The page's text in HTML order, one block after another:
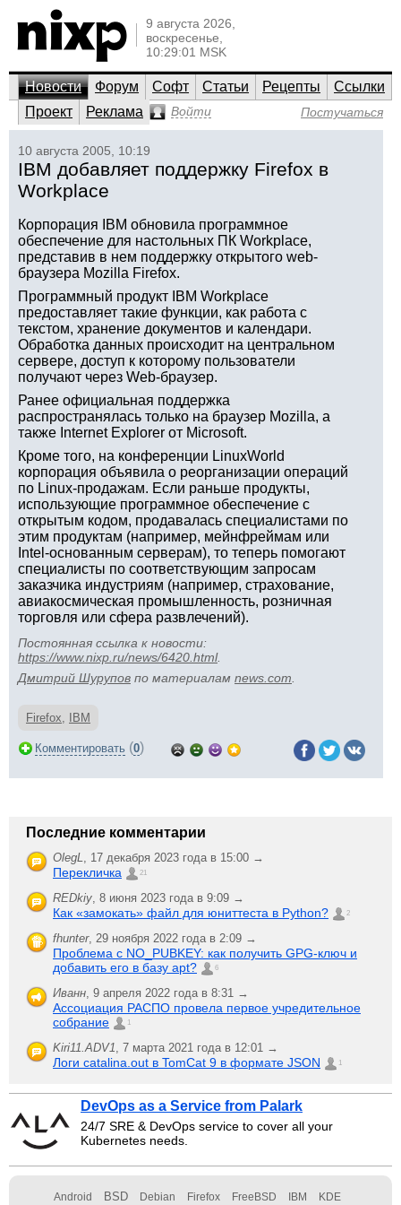
9 августа 2026,
воскресенье,
10:29:01 MSK
Новости Форум Софт Статьи Рецепты
Ссылки
Проект
Реклама Войти Постучаться
10 августа 2005, 10:19
IBM добавляет поддержку Firefox в
Workplace
Корпорация IBM обновила программное
обеспечение для настольных ПК Workplace,
представив в нем поддержку открытого web-
браузера Mozilla Firefox.
Программный продукт IBM Workplace
предоставляет такие функции, как работа с
текстом, хранение документов и календари.
Обработка данных происходит на центральном
сервере, доступ к которому пользователи
получают через Web-браузер.
Ранее официальная поддержка
распространялась только на браузер Mozilla, а
также Internet Explorer от Microsoft.
Кроме того, на конференции LinuxWorld
корпорация объявила о реорганизации операций
по Linux-продажам. Если раньше продукты,
использующие программное обеспечение с
открытым кодом, продавалась специалистами по
этим продуктам (например, мейнфреймам или
Intel-основанным серверам), то теперь помогают
специалисты по соответствующим запросам
заказчика индустриям (например, страхование,
авиакосмическая промышленность, розничная
торговля или сфера развлечений).
Постоянная ссылка к новости:
https://www.nixp.ru/news/6420.html.
Дмитрий Шурупов по материалам news.com
Firefox, IBM
Комментировать (0)
Последние комментарии
OlegL, 17 декабря 2023 года в 15:00 →
Перекличка 21
REDkiy, 8 июня 2023 года в 9:09 →
Как «замокать» файл для юниттеста в Python? 2
fhunter, 29 ноября 2022 года в 2:09 →
Проблема с NO_PUBKEY: как получить GPG-ключ и
добавить его в базу apt?
6
Иванн, 9 апреля 2022 года в 8:31 →
Ассоциация РАСПО провела первое учредительное
собрание
1
Kiri11.ADV1, 7 марта 2021 года в 12:01 →
Логи catalina.out в TomCat 9 в формате JSON 1
DevOps as a Service from Palark
24/7 SRE & DevOps service to cover all your
Kubernetes needs.
Android BSD Debian Firefox FreeBSD IBM KDE